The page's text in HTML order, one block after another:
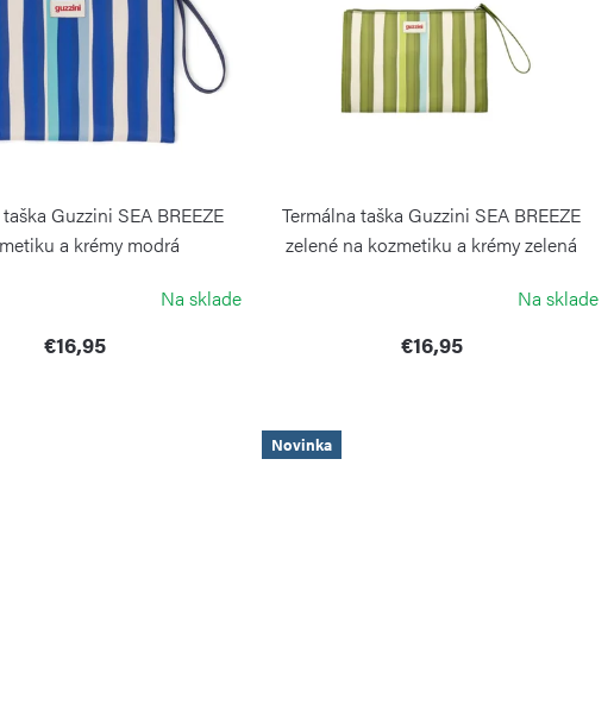
Guzzini SEA BREEZE
a krémy modrá
Na sklade
€16,95
Termálna taška Guzzini SEA BREEZE
zelené na kozmetiku a krémy zelená
Na sklade
€16,95
Novinka